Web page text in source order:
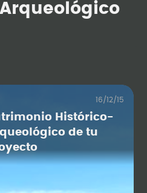
16/12/15
Histórico-
de tu